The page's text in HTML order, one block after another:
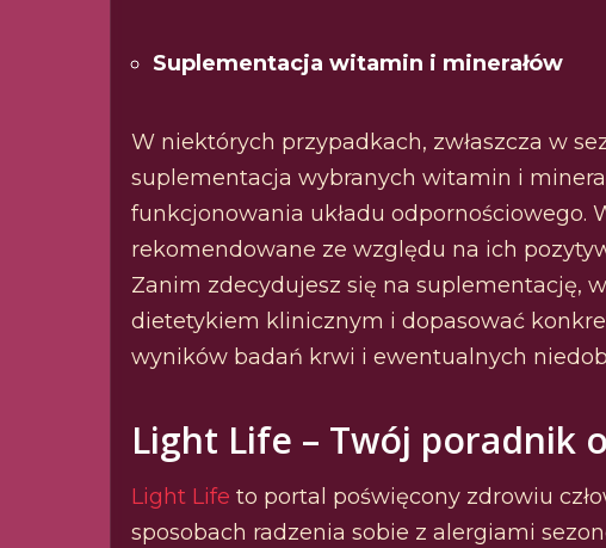
Suplementacja witamin i minerałów
W niektórych przypadkach, zwłaszcza w
suplementacja wybranych witamin i
funkcjonowania układu odpornościowego.
rekomendowane ze względu na ich
Zanim zdecydujesz się na suplementację,
dietetykiem klinicznym i dopasować
wyników badań krwi i ewentualnych
Light Life – Twój poradnik
Light Life to portal poświęcony zdrowiu
sposobach radzenia sobie z alergiami